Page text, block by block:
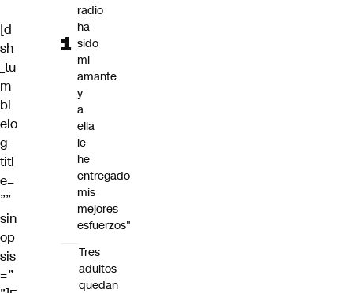
[d
sh
_tu
m
bl
elo
g
titl
e=
””
sin
op
sis
=”
radio
ha
sido
mi
amante
y
a
ella
le
he
entregado
mis
mejores
esfuerzos"
Tres
adultos
quedan